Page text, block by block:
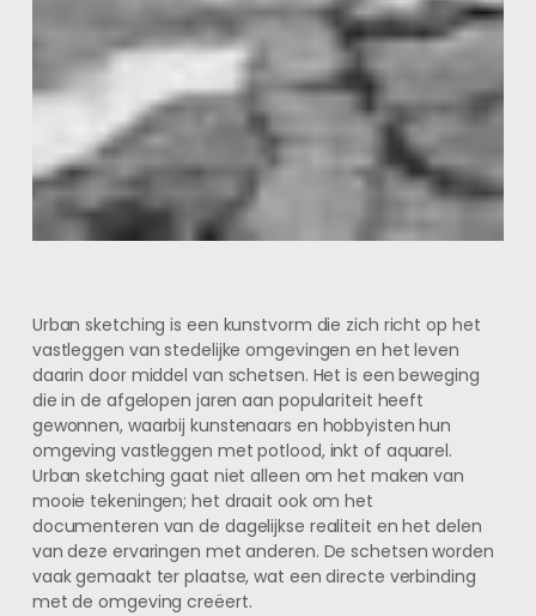
Urban sketching is een kunstvorm die zich richt op het
vastleggen van stedelijke omgevingen en het leven
daarin door middel van schetsen. Het is een beweging
die in de afgelopen jaren aan populariteit heeft
gewonnen, waarbij kunstenaars en hobbyisten hun
omgeving vastleggen met potlood, inkt of aquarel.
Urban sketching gaat niet alleen om het maken van
mooie tekeningen; het draait ook om het
documenteren van de dagelijkse realiteit en het delen
van deze ervaringen met anderen. De schetsen worden
vaak gemaakt ter plaatse, wat een directe verbinding
met de omgeving creëert.